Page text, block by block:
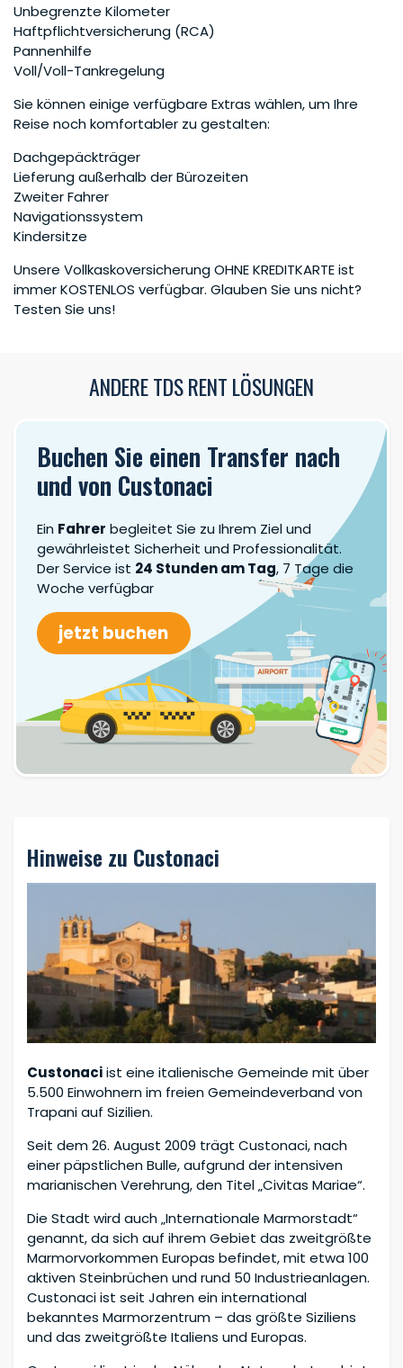
Unbegrenzte Kilometer
Haftpflichtversicherung (RCA)
Pannenhilfe
Voll/Voll-Tankregelung
Sie können einige verfügbare Extras wählen, um Ihre
Reise noch komfortabler zu gestalten:
Dachgepäckträger
Lieferung außerhalb der Bürozeiten
Zweiter Fahrer
Navigationssystem
Kindersitze
Unsere Vollkaskoversicherung OHNE KREDITKARTE ist
immer KOSTENLOS verfügbar. Glauben Sie uns nicht?
Testen Sie uns!
ANDERE TDS RENT LÖSUNGEN
Buchen Sie einen Transfer nach
und von Custonaci
Ein Fahrer begleitet Sie zu Ihrem Ziel und
gewährleistet Sicherheit und Professionalität.
Der Service ist 24 Stunden am Tag, 7 Tage die
Woche verfügbar
jetzt buchen
Hinweise zu Custonaci
Custonaciist eine italienische Gemeinde mit über
5.500 Einwohnern im freien Gemeindeverband von
Trapani auf Sizilien.
Seit dem 26. August 2009 trägt Custonaci, nach
einer päpstlichen Bulle, aufgrund der intensiven
marianischen Verehrung, den Titel „Civitas Mariae“.
Die Stadt wird auch „Internationale Marmorstadt“
genannt, da sich auf ihrem Gebiet das zweitgrößte
Marmorvorkommen Europas befindet, mit etwa 100
aktiven Steinbrüchen und rund 50 Industrieanlagen.
Custonaci ist seit Jahren ein international
bekanntes Marmorzentrum – das größte Siziliens
und das zweitgrößte Italiens und Europas.